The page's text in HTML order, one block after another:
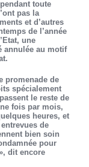
toute
pas la
et d’autres
de l’année
une
annulée au motif
promenade de
spécialement
le reste de
fois par mois,
heures, et
de
bien soin
pour
dit encore